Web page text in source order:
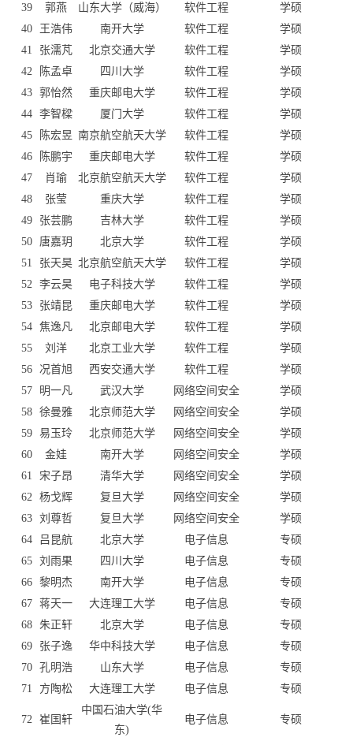
39 郭燕 山东大学（威海） 软件工程
学硕
40
王浩伟 南开大学 软件工程
学硕
41
张濡芃 北京交通大学 软件工程
学硕
42
陈孟卓 四川大学 软件工程
学硕
43
郭怡然 重庆邮电大学 软件工程
学硕
44
李智樑 厦门大学 软件工程
学硕
45
陈宏昱 南京航空航天大学 软件工程
学硕
46
陈鹏宇 重庆邮电大学 软件工程
学硕
47
肖瑜 北京航空航天大学 软件工程
学硕
48
张莹 重庆大学 软件工程
学硕
49
张芸鹏 吉林大学 软件工程
学硕
50
唐嘉玥 北京大学 软件工程
学硕
51
张天昊 北京航空航天大学 软件工程
学硕
52
李云昊 电子科技大学 软件工程
学硕
53
张靖昆 重庆邮电大学 软件工程
学硕
54
焦逸凡 北京邮电大学 软件工程
学硕
55
刘洋 北京工业大学 软件工程
学硕
56
况首旭 西安交通大学 软件工程
学硕
57
明一凡 武汉大学 网络空间安全
学硕
58
徐曼雅 北京师范大学 网络空间安全
学硕
59
易玉玲 北京师范大学 网络空间安全
学硕
60
金娃 南开大学 网络空间安全
学硕
61
宋子昂 清华大学 网络空间安全
学硕
62
杨戈辉 复旦大学 网络空间安全
学硕
63
刘尊哲 复旦大学 网络空间安全
学硕
64
吕昆航 北京大学 电子信息
专硕
65
刘雨果 四川大学 电子信息
专硕
66
黎明杰 南开大学 电子信息
专硕
67
蒋天一 大连理工大学 电子信息
专硕
68
朱正轩 北京大学 电子信息
专硕
69
张子逸 华中科技大学 电子信息
专硕
70
孔明浩 山东大学 电子信息
专硕
71
方陶松 大连理工大学 电子信息 专硕
72 崔国轩
中国石油大学(华
东)
电子信息 专硕